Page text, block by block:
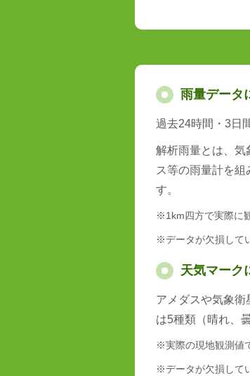
雨量データ
過去24時間・3日
解析雨量とは、気
ス等の雨量計を
す。
※1km四方で実際に
※データが欠損して
天気マーク
アメダスや気象
は5種類（晴れ、
※実際の現地観測値
※データが欠損して